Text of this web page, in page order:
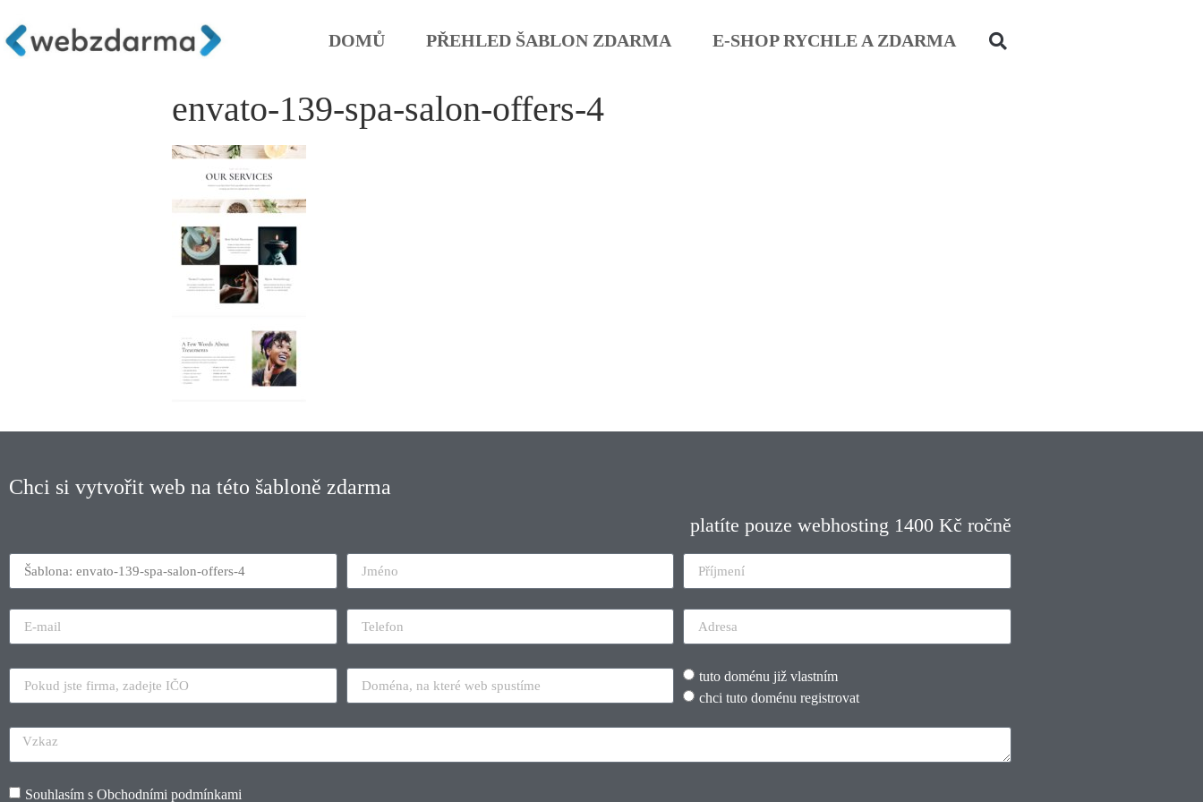
DOMŮ PŘEHLED ŠABLON ZDARMA E-SHOP RYCHLE A ZDARMA
envato-139-spa-salon-offers-4
Chci si vytvořit web na této šabloně zdarma
platíte pouze webhosting 1400 Kč ročně
tuto doménu již vlastním
chci tuto doménu registrovat
Souhlasím s Obchodními podmínkami